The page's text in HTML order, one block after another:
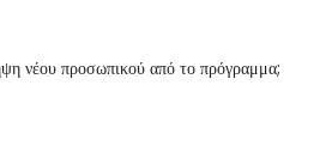
νέου προσωπικού από το πρόγραμμα;